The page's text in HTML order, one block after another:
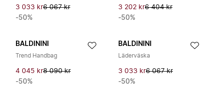
3 033 kr6 067 kr
-50%
3 202 kr6 404 kr
-50%
BALDININI
Trend Handbag
4 045 kr8 090 kr
-50%
BALDININI
Läderväska
3 033 kr6 067 kr
-50%